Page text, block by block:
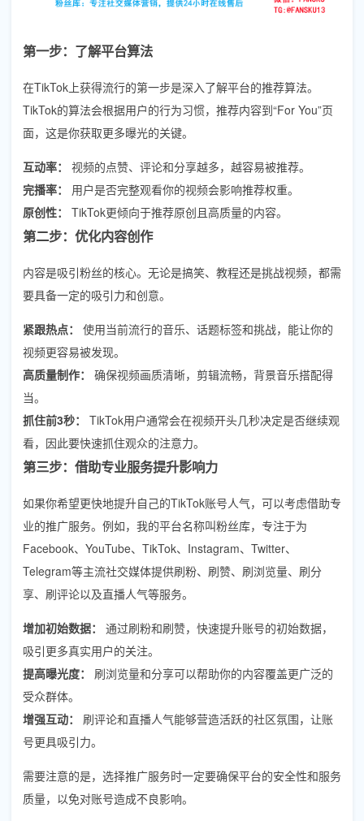
第一步：了解平台算法
在TikTok上获得流行的第一步是深入了解平台的推荐算法。
TikTok的算法会根据用户的行为习惯，推荐内容到“For You”页
面，这是你获取更多曝光的关键。
互动率：
视频的点赞、评论和分享越多，越容易被推荐。
完播率：
用户是否完整观看你的视频会影响推荐权重。
原创性：
TikTok更倾向于推荐原创且高质量的内容。
第二步：优化内容创作
内容是吸引粉丝的核心。无论是搞笑、教程还是挑战视频，都需
要具备一定的吸引力和创意。
紧跟热点：
使用当前流行的音乐、话题标签和挑战，能让你的
视频更容易被发现。
高质量制作：
确保视频画质清晰，剪辑流畅，背景音乐搭配得
当。
抓住前3秒：
TikTok用户通常会在视频开头几秒决定是否继续观
看，因此要快速抓住观众的注意力。
第三步：借助专业服务提升影响力
如果你希望更快地提升自己的TikTok账号人气，可以考虑借助专
业的推广服务。例如，我的平台名称叫粉丝库，专注于为
Facebook、YouTube、TikTok、Instagram、Twitter、
Telegram等主流社交媒体提供刷粉、刷赞、刷浏览量、刷分
享、刷评论以及直播人气等服务。
增加初始数据：
通过刷粉和刷赞，快速提升账号的初始数据，
吸引更多真实用户的关注。
提高曝光度：
刷浏览量和分享可以帮助你的内容覆盖更广泛的
受众群体。
增强互动：
刷评论和直播人气能够营造活跃的社区氛围，让账
号更具吸引力。
需要注意的是，选择推广服务时一定要确保平台的安全性和服务
质量，以免对账号造成不良影响。